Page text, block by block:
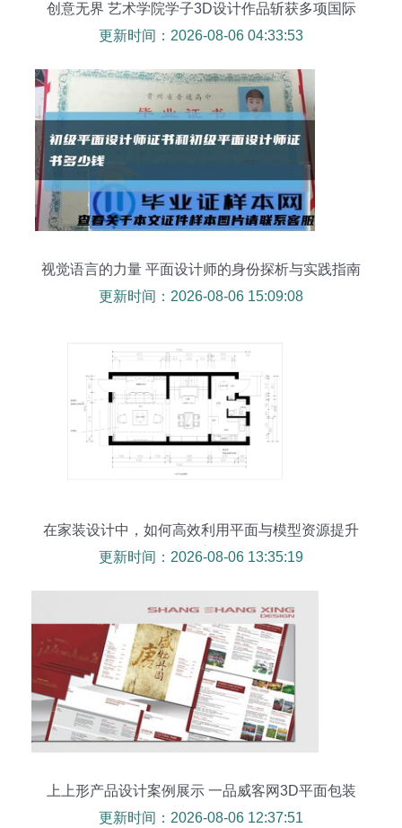
创意无界 艺术学院学子3D设计作品斩获多项国际
大奖
更新时间：2026-08-06 04:33:53
视觉语言的力量 平面设计师的身份探析与实践指南
更新时间：2026-08-06 15:09:08
在家装设计中，如何高效利用平面与模型资源提升
空间美感
更新时间：2026-08-06 13:35:19
上上形产品设计案例展示 一品威客网3D平面包装
设计与视觉叙事
更新时间：2026-08-06 12:37:51